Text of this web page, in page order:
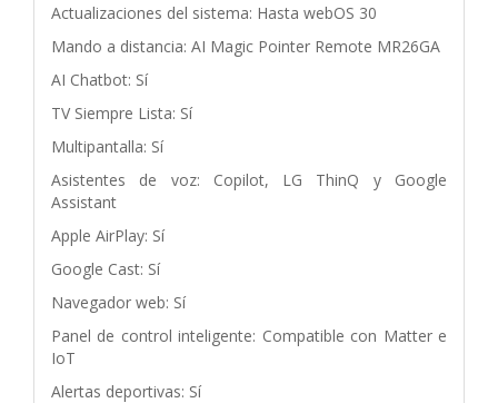
Actualizaciones del sistema: Hasta webOS 30
Mando a distancia: AI Magic Pointer Remote MR26GA
AI Chatbot: Sí
TV Siempre Lista: Sí
Multipantalla: Sí
Asistentes de voz: Copilot, LG ThinQ y Google
Assistant
Apple AirPlay: Sí
Google Cast: Sí
Navegador web: Sí
Panel de control inteligente: Compatible con Matter e
IoT
Alertas deportivas: Sí